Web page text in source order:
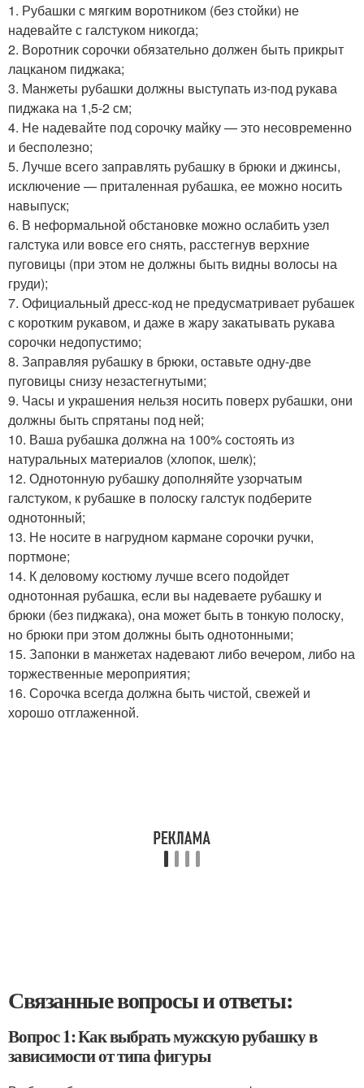
1. Рубашки с мягким воротником (без стойки) не
надевайте с галстуком никогда;
2. Воротник сорочки обязательно должен быть прикрыт
лацканом пиджака;
3. Манжеты рубашки должны выступать из-под рукава
пиджака на 1,5-2 см;
4. Не надевайте под сорочку майку — это несовременно
и бесполезно;
5. Лучше всего заправлять рубашку в брюки и джинсы,
исключение — приталенная рубашка, ее можно носить
навыпуск;
6. В неформальной обстановке можно ослабить узел
галстука или вовсе его снять, расстегнув верхние
пуговицы (при этом не должны быть видны волосы на
груди);
7. Официальный дресс-код не предусматривает рубашек
с коротким рукавом, и даже в жару закатывать рукава
сорочки недопустимо;
8. Заправляя рубашку в брюки, оставьте одну-две
пуговицы снизу незастегнутыми;
9. Часы и украшения нельзя носить поверх рубашки, они
должны быть спрятаны под ней;
10. Ваша рубашка должна на 100% состоять из
натуральных материалов (хлопок, шелк);
12. Однотонную рубашку дополняйте узорчатым
галстуком, к рубашке в полоску галстук подберите
однотонный;
13. Не носите в нагрудном кармане сорочки ручки,
портмоне;
14. К деловому костюму лучше всего подойдет
однотонная рубашка, если вы надеваете рубашку и
брюки (без пиджака), она может быть в тонкую полоску,
но брюки при этом должны быть однотонными;
15. Запонки в манжетах надевают либо вечером, либо на
торжественные мероприятия;
16. Сорочка всегда должна быть чистой, свежей и
хорошо отглаженной.
Связанные вопросы и ответы:
Вопрос 1: Как выбрать мужскую рубашку в
зависимости от типа фигуры